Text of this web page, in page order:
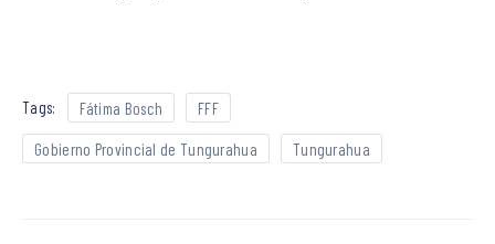
Tags: Fátima Bosch FFF
Gobierno Provincial de Tungurahua Tungurahua